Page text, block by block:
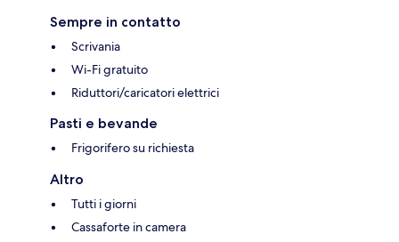
Sempre in contatto
Scrivania
Wi-Fi gratuito
Riduttori/caricatori elettrici
Pasti e bevande
Frigorifero su richiesta
Altro
Tutti i giorni
Cassaforte in camera